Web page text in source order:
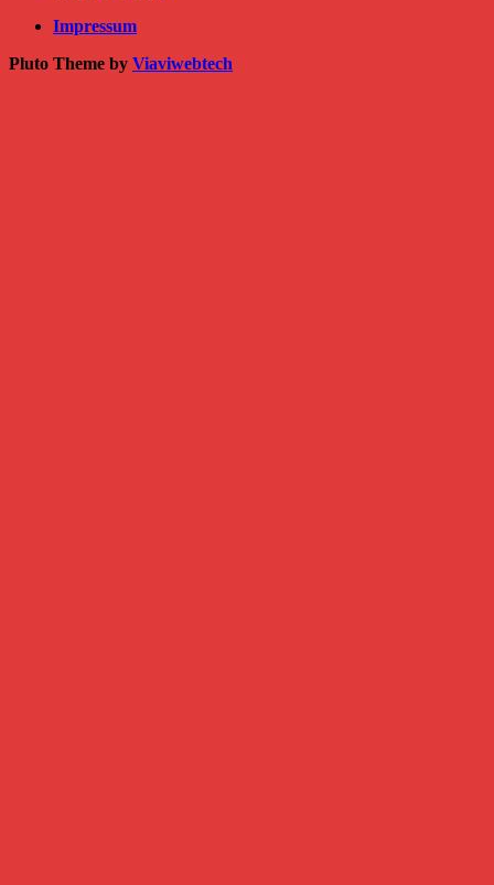
Impressum
Pluto Theme by Viaviwebtech